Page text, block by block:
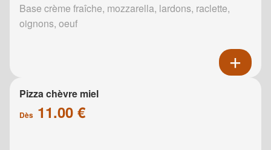
Base crème fraîche, mozzarella, lardons, raclette,
oignons, oeuf
Pizza chèvre miel
Dès 11.00 €